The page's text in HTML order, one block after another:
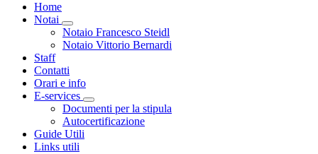
Home
Notai
Visualizza menù di secondo livello
Notaio Francesco Steidl
Notaio Vittorio Bernardi
Staff
Contatti
Orari e info
E-services
Visualizza menù di secondo livello
Documenti per la stipula
Autocertificazione
Guide Utili
Links utili